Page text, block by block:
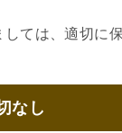
ては、適切に
なし